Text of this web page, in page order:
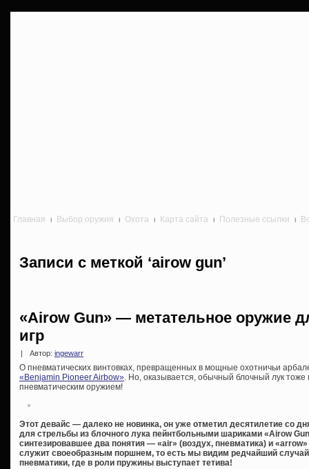
Главная Выбор оружия Охота Карта сайта Полезные ссылки
Записи с меткой ‘airow gun’
«Airow Gun» — метательное оружие
игр
Автор: ingewarr
О пневматических винтовках, превращенных в мощные охотничьи
«Benjamin Pioneer Airbow». Но, оказывается, обычный блочный лук
пневматическим оружием!
Этот девайс — далеко не новинка, он уже отметил десятилетие со
для стрельбы из блочного лука пейнтбольными шариками «Airow
синтезировавшее два понятия — «air» (воздух, пневматика) и
служит своеобразным поршнем, то есть мы видим редчайший
пневматики, где в роли пружины выступает тетива!